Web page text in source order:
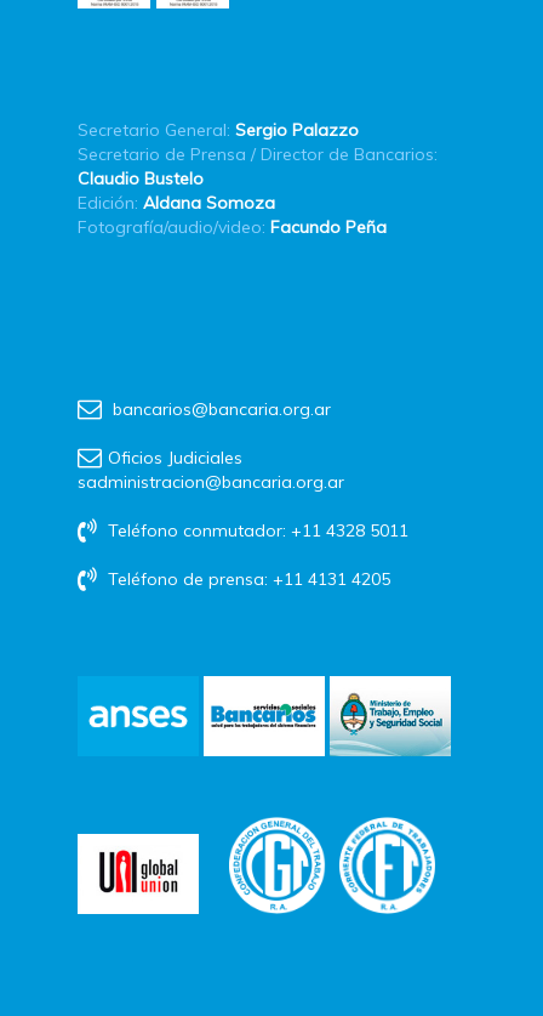
Secretario General: Sergio Palazzo
Secretario de Prensa / Director de Bancarios:
Claudio Bustelo
Edición: Aldana Somoza
Fotografía/audio/video: Facundo Peña
bancarios@bancaria.org.ar
Oficios Judiciales
sadministracion@bancaria.org.ar
Teléfono conmutador: +11 4328 5011
Teléfono de prensa: +11 4131 4205